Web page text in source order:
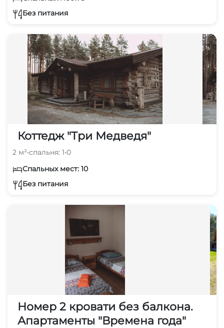
Без питания
Коттедж "Три Медведя"
2 м²•спальня: 1•0
Спальных мест: 10
Без питания
Номер 2 кровати без балкона.
Апартаменты "Времена года"